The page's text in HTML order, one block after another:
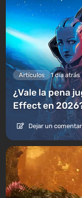
Artículos 1 día atrás
¿Vale la pena
Effect en
Dejar un